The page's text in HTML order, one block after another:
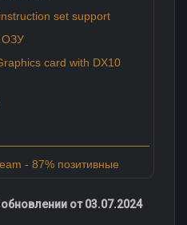
set support
ОЗУ
card with DX10
- 87% позитивные
от 03.07.2024